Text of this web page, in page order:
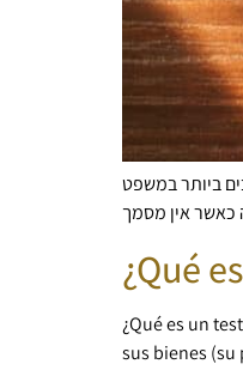
ביותר במשפט
¿Qué
¿Qué es un
sus bienes